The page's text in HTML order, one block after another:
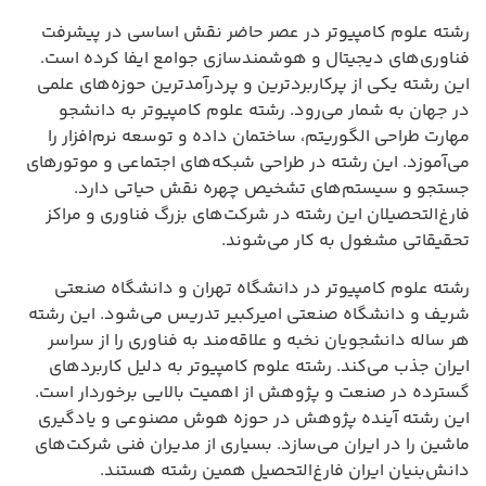
رشته علوم کامپیوتر در عصر حاضر نقش اساسی در پیشرفت
فناوری‌های دیجیتال و هوشمندسازی جوامع ایفا کرده است.
این رشته یکی از پرکاربردترین و پردرآمدترین حوزه‌های علمی
در جهان به شمار می‌رود. رشته علوم کامپیوتر به دانشجو
مهارت طراحی الگوریتم، ساختمان داده و توسعه نرم‌افزار را
می‌آموزد. این رشته در طراحی شبکه‌های اجتماعی و موتورهای
جستجو و سیستم‌های تشخیص چهره نقش حیاتی دارد.
فارغ‌التحصیلان این رشته در شرکت‌های بزرگ فناوری و مراکز
تحقیقاتی مشغول به کار می‌شوند.
رشته علوم کامپیوتر در دانشگاه تهران و دانشگاه صنعتی
شریف و دانشگاه صنعتی امیرکبیر تدریس می‌شود. این رشته
هر ساله دانشجویان نخبه و علاقه‌مند به فناوری را از سراسر
ایران جذب می‌کند. رشته علوم کامپیوتر به دلیل کاربردهای
گسترده در صنعت و پژوهش از اهمیت بالایی برخوردار است.
این رشته آینده پژوهش در حوزه هوش مصنوعی و یادگیری
ماشین را در ایران می‌سازد. بسیاری از مدیران فنی شرکت‌های
دانش‌بنیان ایران فارغ‌التحصیل همین رشته هستند.